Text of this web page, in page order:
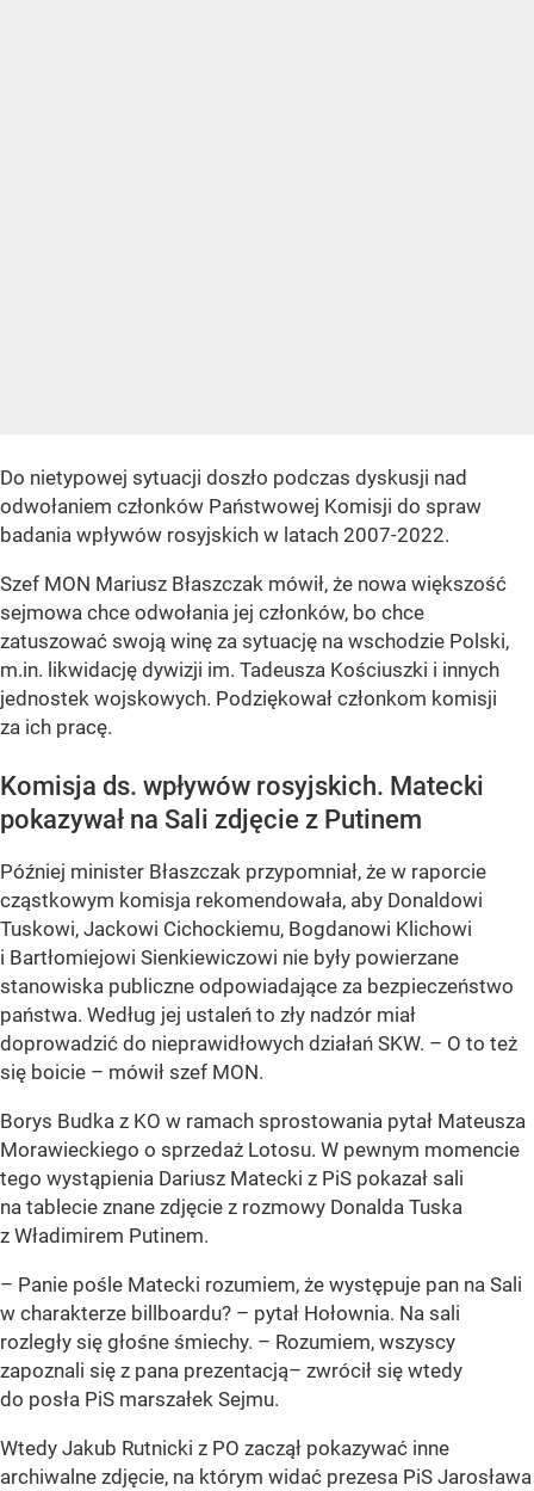
Do nietypowej sytuacji doszło podczas dyskusji nad
odwołaniem członków Państwowej Komisji do spraw
badania wpływów rosyjskich w latach 2007-2022.
Szef MON Mariusz Błaszczak mówił, że nowa większość
sejmowa chce odwołania jej członków, bo chce
zatuszować swoją winę za sytuację na wschodzie Polski,
m.in. likwidację dywizji im. Tadeusza Kościuszki i innych
jednostek wojskowych. Podziękował członkom komisji
za ich pracę.
Komisja ds. wpływów rosyjskich. Matecki
pokazywał na Sali zdjęcie z Putinem
Później minister Błaszczak przypomniał, że w raporcie
cząstkowym komisja rekomendowała, aby Donaldowi
Tuskowi, Jackowi Cichockiemu, Bogdanowi Klichowi
i Bartłomiejowi Sienkiewiczowi nie były powierzane
stanowiska publiczne odpowiadające za bezpieczeństwo
państwa. Według jej ustaleń to zły nadzór miał
doprowadzić do nieprawidłowych działań SKW. – O to też
się boicie – mówił szef MON.
Borys Budka z KO w ramach sprostowania pytał Mateusza
Morawieckiego o sprzedaż Lotosu. W pewnym momencie
tego wystąpienia Dariusz Matecki z PiS pokazał sali
na tablecie znane zdjęcie z rozmowy Donalda Tuska
z Władimirem Putinem.
– Panie pośle Matecki rozumiem, że występuje pan na Sali
w charakterze billboardu? – pytał Hołownia. Na sali
rozległy się głośne śmiechy. – Rozumiem, wszyscy
zapoznali się z pana prezentacją– zwrócił się wtedy
do posła PiS marszałek Sejmu.
Wtedy Jakub Rutnicki z PO zaczął pokazywać inne
archiwalne zdjęcie, na którym widać prezesa PiS Jarosława